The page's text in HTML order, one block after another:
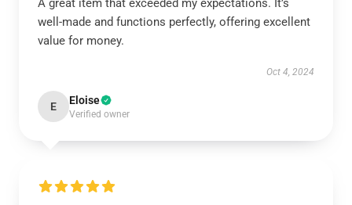
A great item that exceeded my expectations. It’s
well-made and functions perfectly, offering excellent
value for money.
Oct 4, 2024
E Eloise
Verified owner